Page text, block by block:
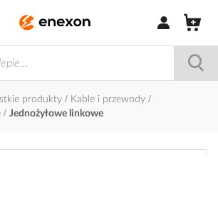
Zaloguj się /
produkty
Kable i przewody
Jednożyłowe linkowe